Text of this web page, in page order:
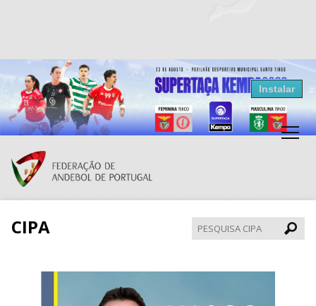
Resultados Andebol
Federação de Andebol de Portugal
Grátis - Disponivel na Play Store
Instalar
CIPA
CIPA